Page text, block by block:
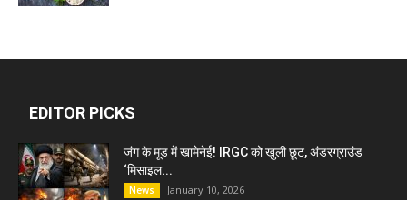
EDITOR PICKS
जंग के मूड में खामेनेई! IRGC को खुली छूट, अंडरग्राउंड
‘मिसाइल...
News January 10, 2026